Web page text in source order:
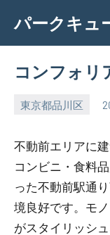
content
パークキュ
コンフォリ
東京都品川区
不動前エリアに
コンビニ・食料
った不動前駅通
境良好です。モ
がスタイリッシ